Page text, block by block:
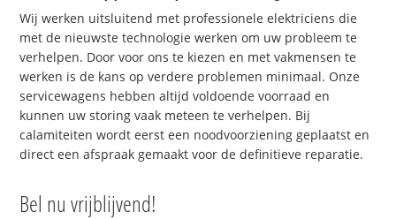
Wij werken uitsluitend met professionele elektriciens die
met de nieuwste technologie werken om uw probleem te
verhelpen. Door voor ons te kiezen en met vakmensen te
werken is de kans op verdere problemen minimaal. Onze
servicewagens hebben altijd voldoende voorraad en
kunnen uw storing vaak meteen te verhelpen. Bij
calamiteiten wordt eerst een noodvoorziening geplaatst en
direct een afspraak gemaakt voor de definitieve reparatie.
Bel nu vrijblijvend!